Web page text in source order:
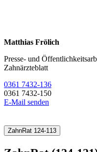
Matthias Frölich
Presse- und
Zahnärzteblatt
0361 7432-136
0361 7432-150
E-Mail senden
ZahnRat 124-113